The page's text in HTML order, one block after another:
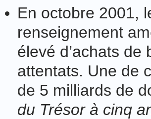
En octobre 2001,
renseignement
élevé d’achats
attentats. Une de
de 5 milliards de
du Trésor à cinq